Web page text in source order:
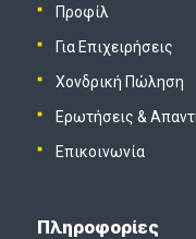
Προφίλ
Για Επιχειρήσεις
Χονδρική Πώληση
Ερωτήσεις &
Επικοινωνία
Πληροφορίες